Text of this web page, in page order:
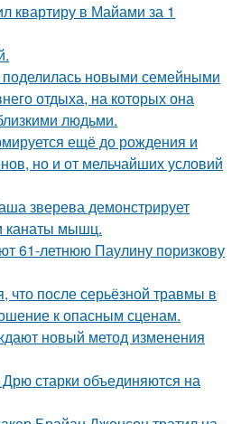
квартиру в Майами за 1
поделилась новыми семейными
отдыха, на которых она
людьми.
ещё до рождения и
но и от мельчайших условий
зверева демонстрирует
канаты мышц.
61-летнюю Паулину поризкову
что после серьёзной травмы в
к опасным сценам.
новый метод изменения
старки объединяются на